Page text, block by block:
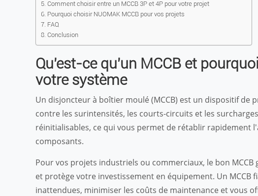
Comment choisir entre un MCCB 3P et 4P pour votre projet
Pourquoi choisir NUOMAK MCCB pour vos projets
FAQ
Conclusion
Qu'est-ce qu'un MCCB et
votre système
Un disjoncteur à boîtier moulé (MCCB) est un dispositif
contre les surintensités, les courts-circuits et les
réinitialisables, ce qui vous permet de rétablir rapidement
composants.
Pour vos projets industriels ou commerciaux, le bon
et protège votre investissement en équipement. Un
inattendues, minimiser les coûts de maintenance et vous